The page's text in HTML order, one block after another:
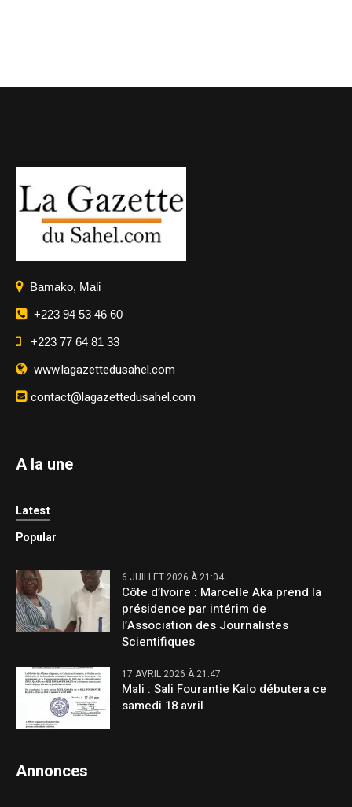
Bamako, Mali
+223 94 53 46 60
+223 77 64 81 33
www.lagazettedusahel.com
contact@lagazettedusahel.com
A la une
Latest
Popular
6 JUILLET 2026 À 21:04
Côte d’Ivoire : Marcelle Aka prend la
présidence par intérim de
l’Association des Journalistes
Scientifiques
17 AVRIL 2026 À 21:47
Mali : Sali Fourantie Kalo débutera ce
samedi 18 avril
Annonces